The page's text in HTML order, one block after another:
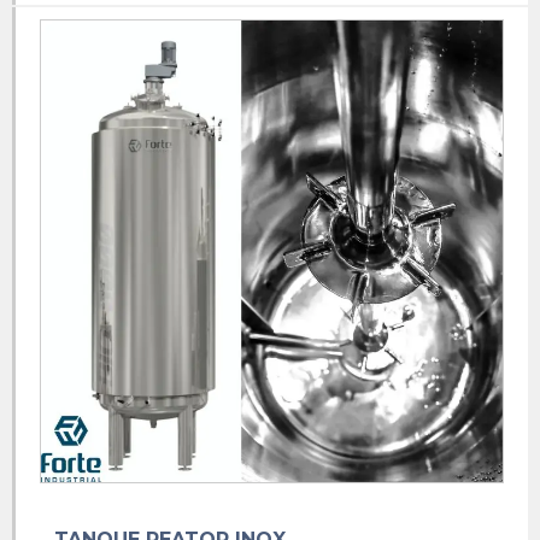
Misturador de calda agrícola inox
Misturador de calda agrícola
Misturador de calda de defensivos
Misturador de calda drone
Misturador de calda pronta
Misturador de calda para pulverizador
Misturador de calda
Misturador equipamento
Misturador de herbicida
Misturador industrial para líquidos
Misturador industrial para pó